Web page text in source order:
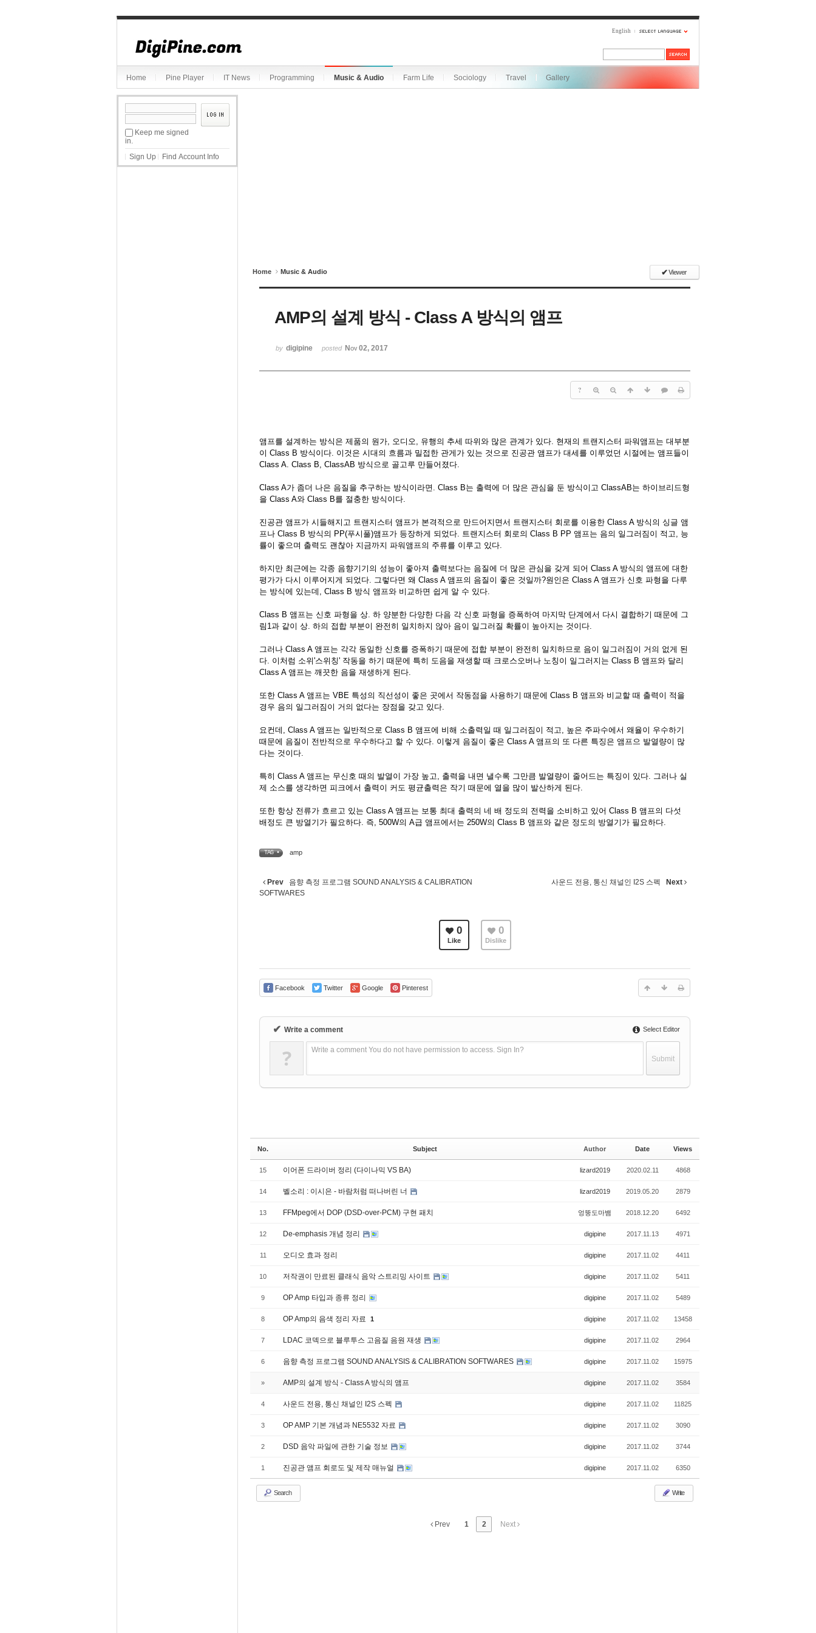
English
Home Pine Player IT News Programming Music & Audio Farm Life Sociology Travel Gallery
Keep me signed
in.
Sign Up
Find Account Info
Home Music & Audio ✔Viewer
AMP의 설계 방식 - Class A 방식의 앰프
by digipine posted Nov 02, 2017
?
앰프를 설계하는 방식은 제품의 원가, 오디오, 유행의 추세 따위와 많은 관계가 있다. 현재의 트랜지스터 파워앰프는 대부분
이 Class B 방식이다. 이것은 시대의 흐름과 밀접한 관게가 있는 것으로 진공관 앰프가 대세를 이루었던 시절에는 앰프들이
Class A. Class B, ClassAB 방식으로 골고루 만들어졌다.
Class A가 좀더 나은 음질을 추구하는 방식이라면. Class B는 출력에 더 많은 관심을 둔 방식이고 ClassAB는 하이브리드형
을 Class A와 Class B를 절충한 방식이다.
진공관 앰프가 시들해지고 트랜지스터 앰프가 본격적으로 만드어지면서 트랜지스터 회로를 이용한 Class A 방식의 싱글 앰
프나 Class B 방식의 PP(푸시풀)앰프가 등장하게 되었다. 트랜지스터 회로의 Class B PP 앰프는 음의 일그러짐이 적고, 능
률이 좋으며 출력도 괜찮아 지금까지 파워앰프의 주류를 이루고 있다.
하지만 최근에는 각종 음향기기의 성능이 좋아져 출력보다는 음질에 더 많은 관심을 갖게 되어 Class A 방식의 앰프에 대한
평가가 다시 이루어지게 되었다. 그렇다면 왜 Class A 앰프의 음질이 좋은 것일까?원인은 Class A 앰프가 신호 파형을 다루
는 방식에 있는데, Class B 방식 앰프와 비교하면 쉽게 알 수 있다.
Class B 앰프는 신호 파형을 상. 하 양분한 다양한 다음 각 신호 파형을 증폭하여 마지막 단계에서 다시 결합하기 때문에 그
림1과 같이 상. 하의 접합 부분이 완전히 일치하지 않아 음이 일그러질 확률이 높아지는 것이다.
그러나 Class A 앰프는 각각 동일한 신호를 증폭하기 때문에 접합 부분이 완전히 일치하므로 음이 일그러짐이 거의 없게 된
다. 이처럼 소위'스위칭' 작동을 하기 때문에 특히 도음을 재생할 때 크로스오버나 노칭이 일그러지는 Class B 앰프와 달리
Class A 앰프는 깨끗한 음을 재생하게 된다.
또한 Class A 앰프는 VBE 특성의 직선성이 좋은 곳에서 작동점을 사용하기 때문에 Class B 앰프와 비교할 때 출력이 적을
경우 음의 일그러짐이 거의 없다는 장점을 갖고 있다.
요컨데, Class A 앰프는 일반적으로 Class B 앰프에 비해 소출력일 때 일그러짐이 적고, 높은 주파수에서 왜율이 우수하기
때문에 음질이 전반적으로 우수하다고 할 수 있다. 이렇게 음질이 좋은 Class A 앰프의 또 다른 특징은 앰프으 발열량이 많
다는 것이다.
특히 Class A 앰프는 무신호 때의 발열이 가장 높고, 출력을 내면 낼수록 그만큼 발열량이 줄어드는 특징이 있다. 그러나 실
제 소스를 생각하면 피크에서 출력이 커도 평균출력은 작기 때문에 열을 많이 발산하게 된다.
또한 항상 전류가 흐르고 있는 Class A 앰프는 보통 최대 출력의 네 배 정도의 전력을 소비하고 있어 Class B 앰프의 다섯
배정도 큰 방열기가 필요하다. 즉, 500W의 A급 앰프에서는 250W의 Class B 앰프와 같은 정도의 방열기가 필요하다.
TAG • amp
Prev
음향 측정 프로그램 SOUND ANALYSIS & CALIBRATION
SOFTWARES
사운드 전용, 통신 채널인 I2S 스펙 Next
0
Like
0
Dislike
Facebook Twitter Google Pinterest
✔ Write a comment Select Editor
? Write a comment You do not have permission to access. Sign In?
No. Subject Author Date Views
15 이어폰 드라이버 정리 (다이나믹 VS BA) lizard2019 2020.02.11 4868
14 벨소리 : 이시은 - 바람처럼 떠나버린 너 lizard2019 2019.05.20 2879
13 FFMpeg에서 DOP (DSD-over-PCM) 구현 패치 엉뚱도마뱀 2018.12.20 6492
12 De-emphasis 개념 정리 digipine 2017.11.13 4971
11 오디오 효과 정리 digipine 2017.11.02 4411
10 저작권이 만료된 클래식 음악 스트리밍 사이트 digipine 2017.11.02 5411
9 OP Amp 타입과 종류 정리 digipine 2017.11.02 5489
8 OP Amp의 음색 정리 자료 1 digipine 2017.11.02 13458
7 LDAC 코덱으로 블루투스 고음질 음원 재생 digipine 2017.11.02 2964
6 음향 측정 프로그램 SOUND ANALYSIS & CALIBRATION SOFTWARES digipine 2017.11.02 15975
» AMP의 설계 방식 - Class A 방식의 앰프 digipine 2017.11.02 3584
4 사운드 전용, 통신 채널인 I2S 스펙 digipine 2017.11.02 11825
3 OP AMP 기본 개념과 NE5532 자료 digipine 2017.11.02 3090
2 DSD 음악 파일에 관한 기술 정보 digipine 2017.11.02 3744
1 진공관 앰프 회로도 및 제작 매뉴얼 digipine 2017.11.02 6350
Search Write
Prev 1 2 Next
Sketchbook5, 스케치북5
Sketchbook5, 스케치북5